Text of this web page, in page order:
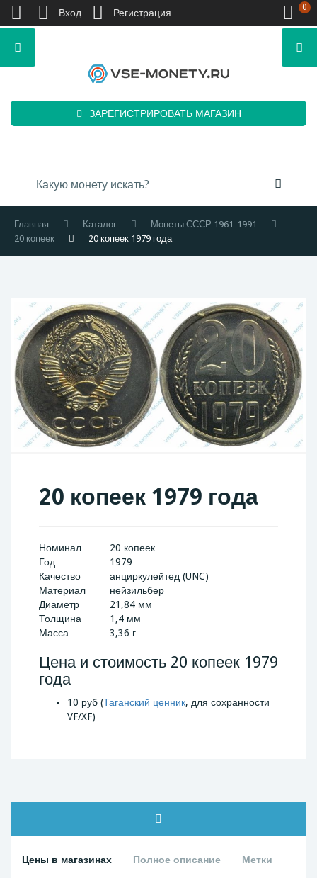
ЗАРЕГИСТРИРОВАТЬ МАГАЗИН
Главная Каталог
Монеты СССР 1961-1991
20 копеек
20 копеек 1979 года
20 копеек 1979 года
Номинал
20 копеек
Год
1979
Качество
анциркулейтед (UNC)
Материал
нейзильбер
Диаметр
21,84 мм
Толщина
1,4 мм
Масса
3,36 г
Цена и стоимость 20 копеек 1979
года
10 руб (Таганский ценник, для сохранности
VF/XF)
Цены в магазинах Полное описание Метки
Вход Регистрация 0